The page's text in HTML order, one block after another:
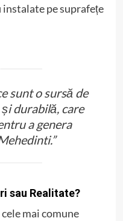
pe suprafețe
sunt o sursă de
durabilă, care
a genera
sau Realitate?
mai comune